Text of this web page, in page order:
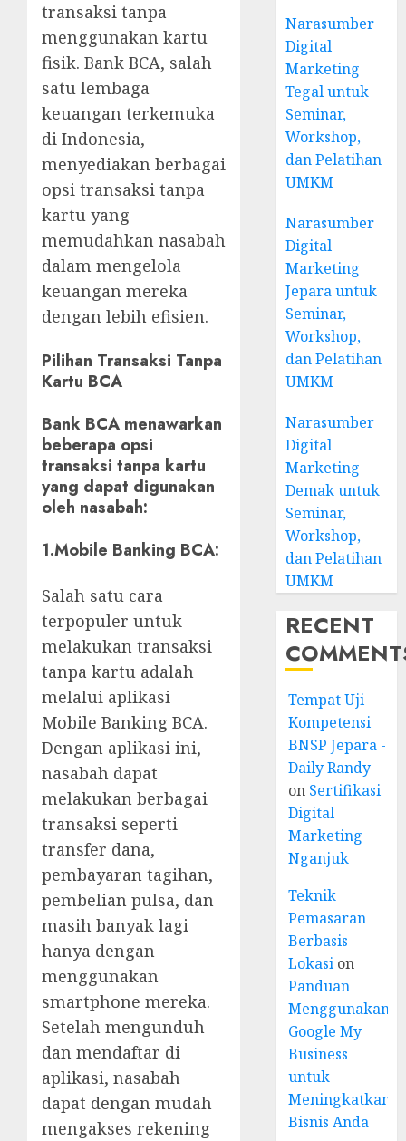
transaksi tanpa
menggunakan kartu
fisik. Bank BCA, salah
satu lembaga
keuangan terkemuka
di Indonesia,
menyediakan berbagai
opsi transaksi tanpa
kartu yang
memudahkan nasabah
dalam mengelola
keuangan mereka
dengan lebih efisien.
Pilihan Transaksi Tanpa
Kartu BCA
Bank BCA menawarkan
beberapa opsi
transaksi tanpa kartu
yang dapat digunakan
oleh nasabah:
1.Mobile Banking BCA:
Salah satu cara
terpopuler untuk
melakukan transaksi
tanpa kartu adalah
melalui aplikasi
Mobile Banking BCA.
Dengan aplikasi ini,
nasabah dapat
melakukan berbagai
transaksi seperti
transfer dana,
pembayaran tagihan,
pembelian pulsa, dan
masih banyak lagi
hanya dengan
menggunakan
smartphone mereka.
Setelah mengunduh
dan mendaftar di
aplikasi, nasabah
dapat dengan mudah
mengakses rekening
Narasumber
Digital
Marketing
Tegal untuk
Seminar,
Workshop,
dan Pelatihan
UMKM
Narasumber
Digital
Marketing
Jepara untuk
Seminar,
Workshop,
dan Pelatihan
UMKM
Narasumber
Digital
Marketing
Demak untuk
Seminar,
Workshop,
dan Pelatihan
UMKM
RECENT
Tempat Uji
Kompetensi
BNSP Jepara -
Daily Randy
on Sertifikasi
Digital
Marketing
Nganjuk
Teknik
Pemasaran
Berbasis
Lokasi on
Panduan
Menggunakan
Google My
Business
untuk
Meningkatkan
Bisnis Anda